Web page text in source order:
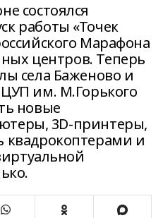
состоялся
работы «Точек
Марафона
центров. Теперь
села Баженово и
им. М.Горького
новые
3D-принтеры,
квадрокоптерами и